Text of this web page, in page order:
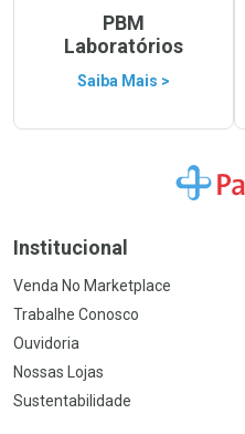
PBM
Laboratórios
Saiba Mais >
Ir para a
Institucional
Venda No Marketplace
Trabalhe Conosco
Ouvidoria
Nossas Lojas
Sustentabilidade